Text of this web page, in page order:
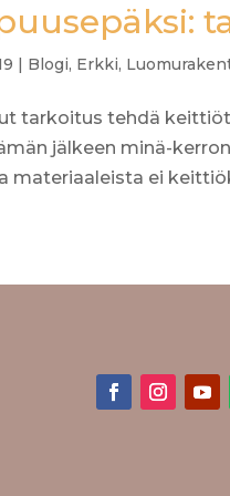
| Blogi, Erkki,
tarkoitus tehdä
jälkeen minä-
materiaaleista ei